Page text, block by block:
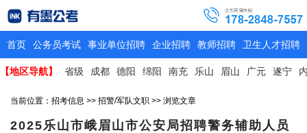
首页 公务员考试 事业单位招聘 企业招聘 教师招聘 卫生人才招聘
【地区导航】 省级 成都 德阳 绵阳 南充 乐山 眉山 广元 遂宁
当前位置： 招考信息 >> 招警/军队文职 >> 浏览文章
2025乐山市峨眉山市公安局招聘警务辅助人员